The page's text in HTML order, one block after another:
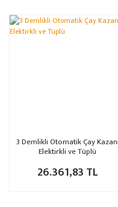
3 Demlikli Otomatik Çay Kazanı
Elektirkli ve Tüplü
26.361,83 TL